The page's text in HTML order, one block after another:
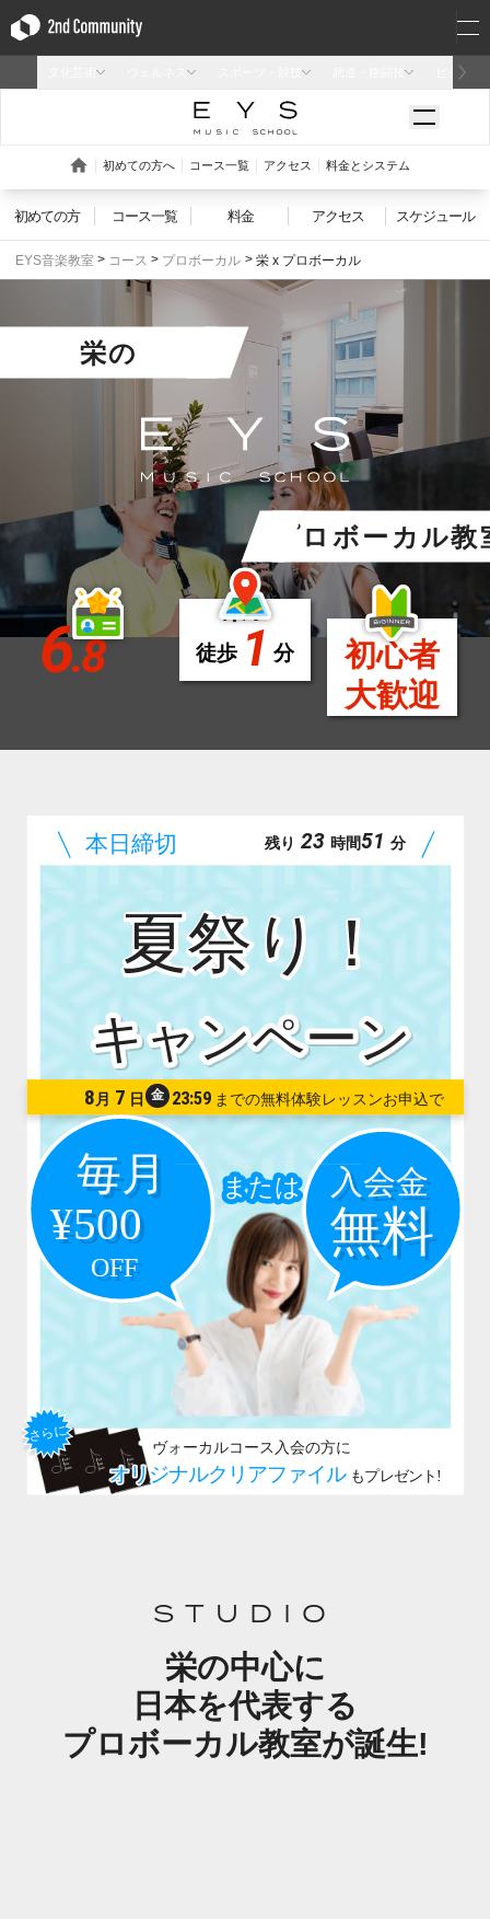
初めての方 コース一覧 料金 アクセス スケジュール
EYS音楽教室 コース プロボーカル 栄 x プロボーカル
栄の
プロボーカル教
6.8
栄駅
徒歩 1 分
初心者
大歓迎
夏祭り！
8 月 7 日 金23:59
残り 23 時間51 分
STUDIO
栄の中心に
日本を代表する
プロボーカル教室が誕生!